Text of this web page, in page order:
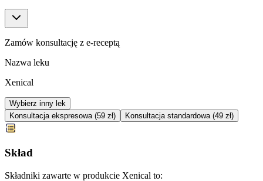
Zamów konsultację z e-receptą
Nazwa leku
Xenical
Wybierz inny lek
Konsultacja ekspresowa (59 zł)
Konsultacja standardowa (49 zł)
Skład
Składniki zawarte w produkcie Xenical to: